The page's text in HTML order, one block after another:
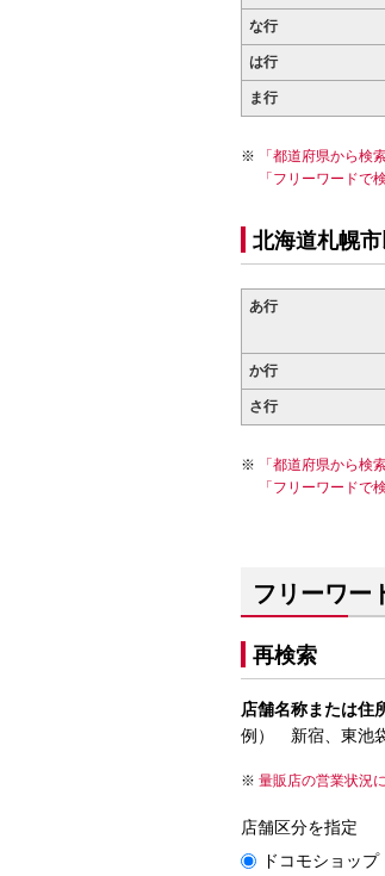
な行
は行
ま行
「都道府県から
「フリーワードで
北海道札幌
あ行
か行
さ行
「都道府県から
「フリーワードで
フリーワー
再検索
店舗名称または住
例） 新宿、東池
量販店の営業状況
店舗区分を指定
ドコモショップ